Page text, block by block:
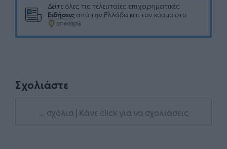
Δείτε όλες τις τελευταίες επιχειρηματικές
Ειδήσεις από την Ελλάδα και τον κόσμο στο
Σχολιάστε
... σχόλια | Κάνε click για να σχολιάσεις